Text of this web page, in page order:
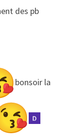
des pb
bonsoir la